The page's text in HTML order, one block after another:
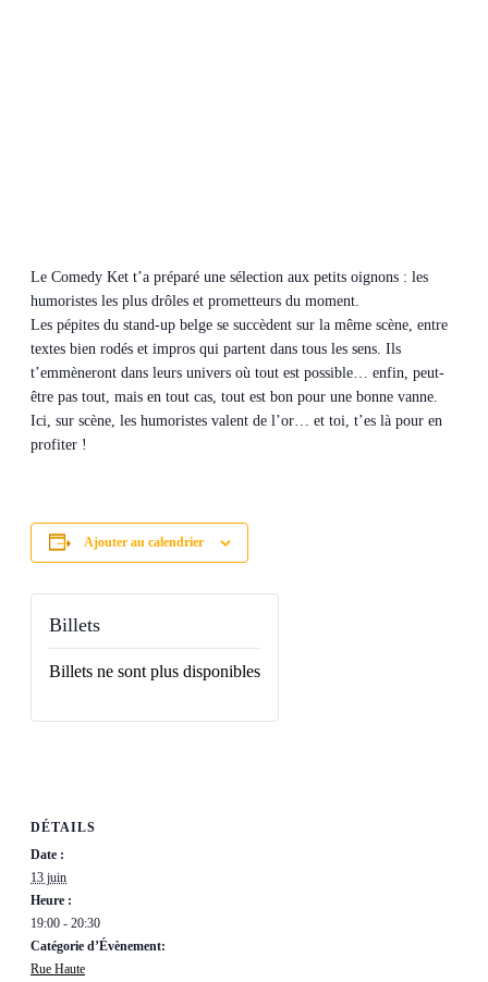
Le Comedy Ket t’a préparé une sélection aux petits oignons : les
humoristes les plus drôles et prometteurs du moment.
Les pépites du stand-up belge se succèdent sur la même scène, entre
textes bien rodés et impros qui partent dans tous les sens. Ils
t’emmèneront dans leurs univers où tout est possible… enfin, peut-
être pas tout, mais en tout cas, tout est bon pour une bonne vanne.
Ici, sur scène, les humoristes valent de l’or… et toi, t’es là pour en
profiter !
Ajouter au calendrier
DÉTAILS
Date :
13 juin
Heure :
19:00 - 20:30
Catégorie d’Évènement:
Rue Haute
Billets
Billets ne sont plus disponibles